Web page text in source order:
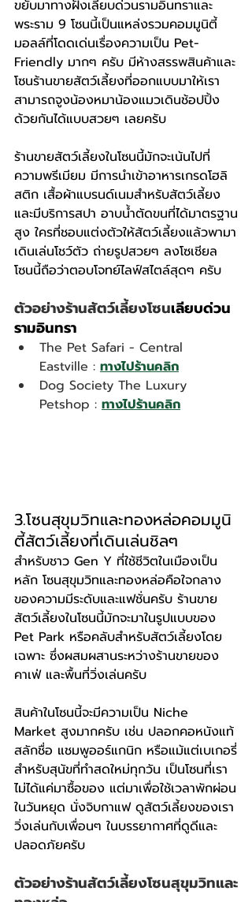
ขยับมาทางฝั่งเลียบด่วนรามอินทราและ
พระราม 9 โซนนี้เป็นแหล่งรวมคอมมูนิตี้
มอลล์ที่โดดเด่นเรื่องความเป็น Pet-
Friendly มากๆ ครับ มีห้างสรรพสินค้าและ
โซนร้านขายสัตว์เลี้ยงที่ออกแบบมาให้เรา
สามารถจูงน้องหมาน้องแมวเดินช้อปปิ้ง
ด้วยกันได้แบบสวยๆ เลยครับ
ร้านขายสัตว์เลี้ยงในโซนนี้มักจะเน้นไปที่
ความพรีเมียม มีการนำเข้าอาหารเกรดโฮลิ
สติก เสื้อผ้าแบรนด์เนมสำหรับสัตว์เลี้ยง
และมีบริการสปา อาบน้ำตัดขนที่ได้มาตรฐาน
สูง ใครที่ชอบแต่งตัวให้สัตว์เลี้ยงแล้วพามา
เดินเล่นโชว์ตัว ถ่ายรูปสวยๆ ลงโซเชียล
โซนนี้ถือว่าตอบโจทย์ไลฟ์สไตล์สุดๆ ครับ
ตัวอย่างร้านสัตว์เลี้ยงโซนเลียบด่วน
รามอินทรา
The Pet Safari - Central
Eastville : ทางไปร้านคลิก
Dog Society The Luxury
Petshop : ทางไปร้านคลิก
3.โซนสุขุมวิทและทองหล่อคอมมูนิ
ตี้สัตว์เลี้ยงที่เดินเล่นชิลๆ
สำหรับชาว Gen Y ที่ใช้ชีวิตในเมืองเป็น
หลัก โซนสุขุมวิทและทองหล่อคือใจกลาง
ของความมีระดับและแฟชั่นครับ ร้านขาย
สัตว์เลี้ยงในโซนนี้มักจะมาในรูปแบบของ
Pet Park หรือคลับสำหรับสัตว์เลี้ยงโดย
เฉพาะ ซึ่งผสมผสานระหว่างร้านขายของ
คาเฟ่ และพื้นที่วิ่งเล่นครับ
สินค้าในโซนนี้จะมีความเป็น Niche
Market สูงมากครับ เช่น ปลอกคอหนังแท้
สลักชื่อ แชมพูออร์แกนิก หรือแม้แต่เบเกอรี่
สำหรับสุนัขที่ทำสดใหม่ทุกวัน เป็นโซนที่เรา
ไม่ได้แค่มาซื้อของ แต่มาเพื่อใช้เวลาพักผ่อน
ในวันหยุด นั่งจิบกาแฟ ดูสัตว์เลี้ยงของเรา
วิ่งเล่นกับเพื่อนๆ ในบรรยากาศที่ดูดีและ
ปลอดภัยครับ
ตัวอย่างร้านสัตว์เลี้ยงโซนสุขุมวิทและ